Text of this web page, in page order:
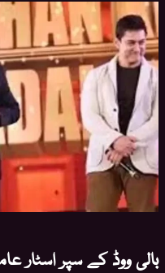
بالی ووڈ کے سپر اسٹار